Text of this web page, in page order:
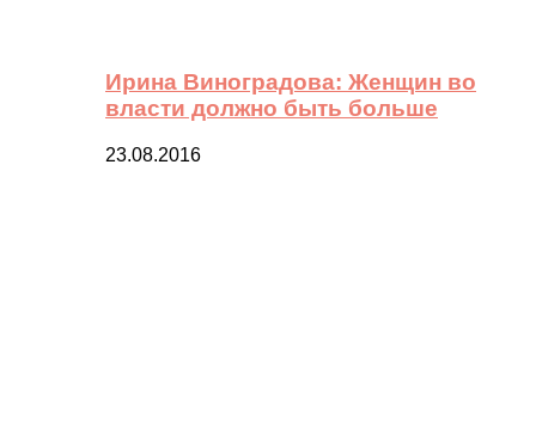
Ирина Виноградова: Женщин во
власти должно быть больше
23.08.2016